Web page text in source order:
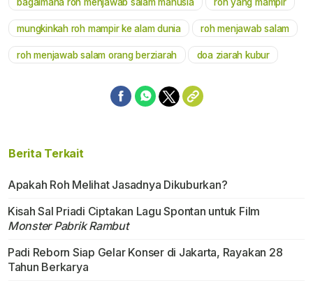
mungkinkah roh mampir ke alam dunia roh menjawab salam
roh menjawab salam orang berziarah doa ziarah kubur
Berita Terkait
Apakah Roh Melihat Jasadnya Dikuburkan?
Kisah Sal Priadi Ciptakan Lagu Spontan untuk Film
Monster Pabrik Rambut
Padi Reborn Siap Gelar Konser di Jakarta, Rayakan 28
Tahun Berkarya